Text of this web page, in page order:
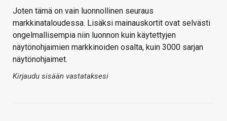
Joten tämä on vain luonnollinen seuraus
markkinataloudessa. Lisäksi mainauskortit ovat selvästi
ongelmallisempia niin luonnon kuin käytettyjen
näytönohjaimien markkinoiden osalta, kuin 3000 sarjan
näytönohjaimet.
Kirjaudu sisään vastataksesi